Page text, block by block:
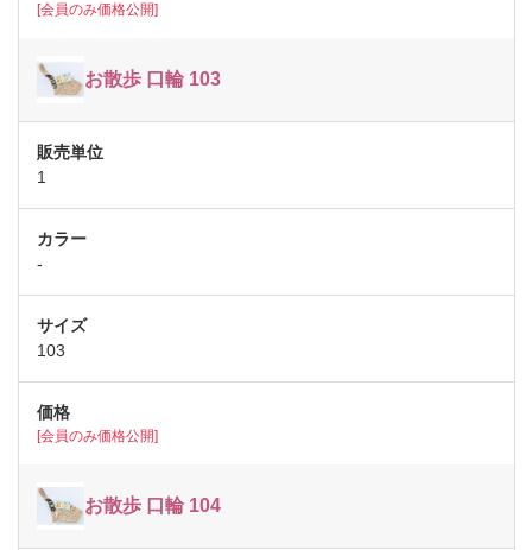
[会員のみ価格公開]
お散歩 口輪 103
1
-
103
[会員のみ価格公開]
お散歩 口輪 104